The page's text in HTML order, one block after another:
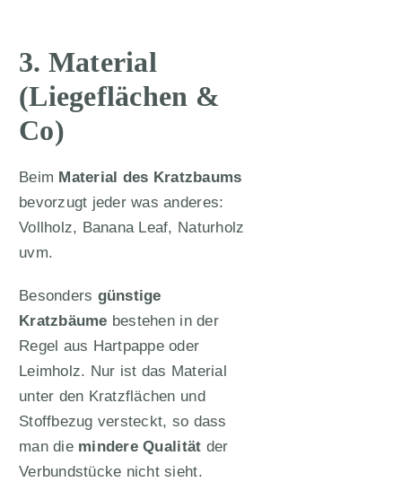
3. Material
(Liegeflächen &
Co)
Beim Material des Kratzbaums
bevorzugt jeder was anderes:
Vollholz, Banana Leaf, Naturholz
uvm.
Besonders günstige
Kratzbäume bestehen in der
Regel aus Hartpappe oder
Leimholz. Nur ist das Material
unter den Kratzflächen und
Stoffbezug versteckt, so dass
man die mindere Qualität der
Verbundstücke nicht sieht.